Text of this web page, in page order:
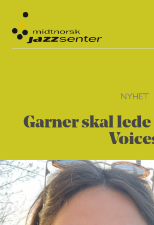
NYHET
Garner skal